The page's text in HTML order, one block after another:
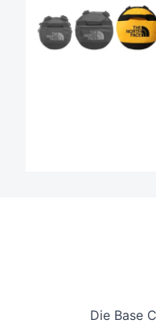
Die Base